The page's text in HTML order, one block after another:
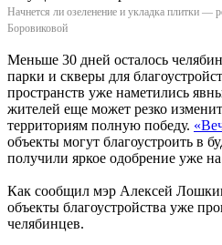
Начнется ли озеленение и укладка плитки
Боровиковой
Меньше 30 дней осталось
парки и скверы для
пространств уже наметились
жителей еще может резко
территориям полную победу.
объекты могут благоустроить в
получили яркое одобрение уже на
Как сообщил мэр Алексей
объекты благоустройства уже
челябинцев.